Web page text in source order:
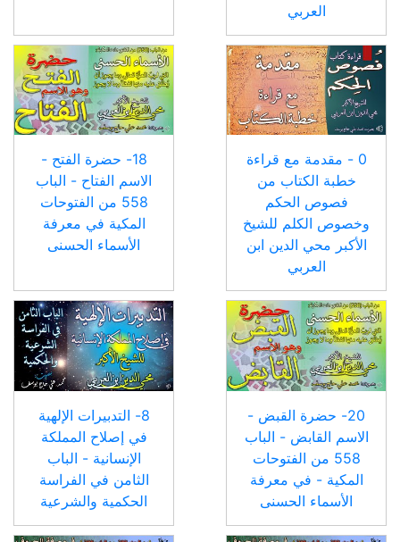
العربي
0 - مقدمة مع قراءة
خطبة الكتاب من
فصوص الحكم
وخصوص الكلم للشيخ
الأكبر محي الدين ابن
العربي
18- حضرة الفتح -
الاسم الفتاح - الباب
558 من الفتوحات
المكية في معرفة
الأسماء الحسنى
20- حضرة القبض -
الاسم القابض - الباب
558 من الفتوحات
المكية - في معرفة
الأسماء الحسنى
8- التدبيرات الإلهية
في إصلاح المملكة
الإنسانية - الباب
الثامن في الفراسة
الحكمية والشرعية